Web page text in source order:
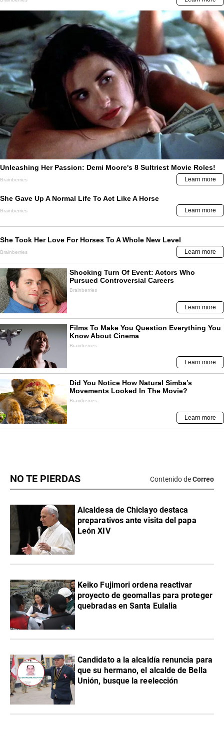
NO TE PIERDAS Contenido deCorreo
Alcaldesa de Chiclayo destaca
preparativos ante visita del papa
León XIV
Keiko Fujimori ordena reactivar
proyecto de geomallas para proteger
quebradas en Santa Eulalia
Candidato a la alcaldía renuncia para
que su hermano, el alcalde de Bella
Unión, busque la reelección